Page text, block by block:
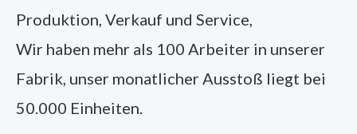
Produktion, Verkauf und Service,
Wir haben mehr als 100 Arbeiter in unserer
Fabrik, unser monatlicher Ausstoß liegt bei
50.000 Einheiten.